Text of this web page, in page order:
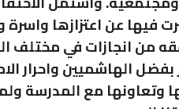
فيها عن اعتزازها واسرة
من انجازات في مختلف
بفضل الهاشميين واحرار
وتعاونها مع المدرسة